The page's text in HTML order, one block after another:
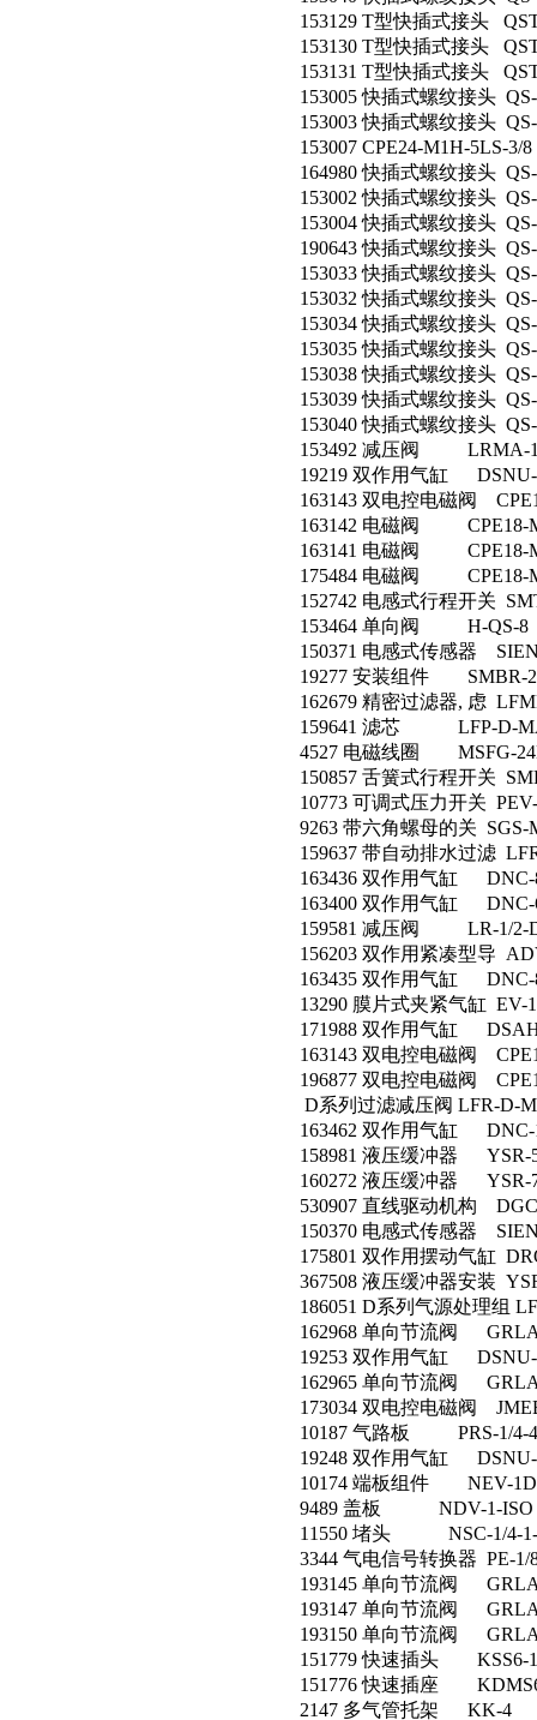
153129 T型快插式接头
153130 T型快插式接头
153131 T型快插式接头
153005 快插式螺纹接头
153003 快插式螺纹接头
153007 CPE24-M1H-5LS-3/8
164980 快插式螺纹接头
153002 快插式螺纹接头
153004 快插式螺纹接头
190643 快插式螺纹接头
153033 快插式螺纹接头
153032 快插式螺纹接头
153034 快插式螺纹接头
153035 快插式螺纹接头
153038 快插式螺纹接头
153039 快插式螺纹接头
153040 快插式螺纹接头
153492 减压阀 LRMA-1/
19219 双作用气缸 DSNU-
163143 双电控电磁阀
163142 电磁阀 CPE18-
163141 电磁阀 CPE18-
175484 电磁阀 CPE18-
152742 电感式行程开关
153464 单向阀 H-QS-8
150371 电感式传感器
19277 安装组件 SMBR-
162679 精密过滤器, 虑
159641 滤芯 LFP-D-
4527 电磁线圈 MSFG-
150857 舌簧式行程开关
10773 可调式压力开关
9263 带六角螺母的关 SGS-
159637 带自动排水过滤
163436 双作用气缸 DNC-
163400 双作用气缸 DNC-
159581 减压阀 LR-1/2-
156203 双作用紧凑型导
163435 双作用气缸 DNC-
13290 膜片式夹紧气缸 EV-
171988 双作用气缸
163143 双电控电磁阀
196877 双电控电磁阀
D系列过滤减压阀 LFR-D-
163462 双作用气缸 DNC-
158981 液压缓冲器 YSR-
160272 液压缓冲器 YSR-
530907 直线驱动机构
150370 电感式传感器
175801 双作用摆动气缸
367508 液压缓冲器安装
186051 D系列气源处理组
162968 单向节流阀
19253 双作用气缸 DSNU-
162965 单向节流阀
173034 双电控电磁阀
10187 气路板 PRS-1/4-4
19248 双作用气缸 DSNU-
10174 端板组件 NEV-
9489 盖板 NDV-1-ISO
11550 堵头 NSC-1/4-1-
3344 气电信号转换器 PE-1/
193145 单向节流阀
193147 单向节流阀
193150 单向节流阀
151779 快速插头 KSS6-
151776 快速插座
2147 多气管托架 KK-4